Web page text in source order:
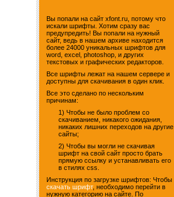
Вы попали на сайт xfont.ru, потому что
искали шрифты. Хотим сразу вас
предупредить! Вы попали на нужный
сайт, ведь в нашем архиве находится
более 24000 уникальных шрифтов для
word, excel, photoshop, и других
текстовых и графических редакторов.
Все шрифты лежат на нашем сервере и
доступны для скачивания в один клик.
Все это сделано по нескольким
причинам:
1) Чтобы не было проблем со
скачиванием, никакого ожидания,
никаких лишних переходов на другие
сайты;
2) Чтобы вы могли не скачивая
шрифт на свой сайт просто брать
прямую ссылку и устанавливать его
в стилях css.
Инструкция по загрузке шрифтов: Чтобы
скачать шрифт, необходимо перейти в
нужную категорию на сайте. По